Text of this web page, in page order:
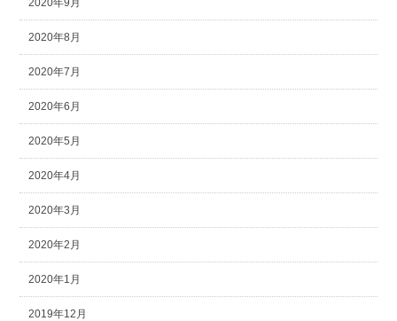
2020年9月
2020年8月
2020年7月
2020年6月
2020年5月
2020年4月
2020年3月
2020年2月
2020年1月
2019年12月